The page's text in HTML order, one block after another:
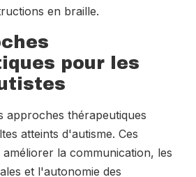
en braille.
pour les
approches thérapeutiques
atteints d'autisme. Ces
améliorer la communication, les
et l'autonomie des